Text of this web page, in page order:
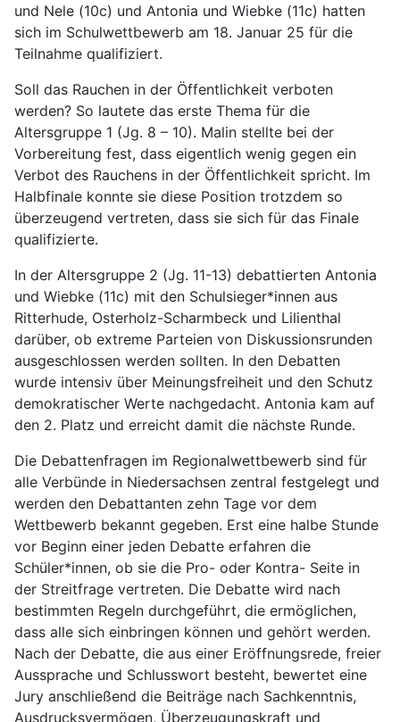
und Nele (10c) und Antonia und Wiebke (11c) hatten
sich im Schulwettbewerb am 18. Januar 25 für die
Teilnahme qualifiziert.
Soll das Rauchen in der Öffentlichkeit verboten
werden? So lautete das erste Thema für die
Altersgruppe 1 (Jg. 8 – 10). Malin stellte bei der
Vorbereitung fest, dass eigentlich wenig gegen ein
Verbot des Rauchens in der Öffentlichkeit spricht. Im
Halbfinale konnte sie diese Position trotzdem so
überzeugend vertreten, dass sie sich für das Finale
qualifizierte.
In der Altersgruppe 2 (Jg. 11-13) debattierten Antonia
und Wiebke (11c) mit den Schulsieger*innen aus
Ritterhude, Osterholz-Scharmbeck und Lilienthal
darüber, ob extreme Parteien von Diskussionsrunden
ausgeschlossen werden sollten. In den Debatten
wurde intensiv über Meinungsfreiheit und den Schutz
demokratischer Werte nachgedacht. Antonia kam auf
den 2. Platz und erreicht damit die nächste Runde.
Die Debattenfragen im Regionalwettbewerb sind für
alle Verbünde in Niedersachsen zentral festgelegt und
werden den Debattanten zehn Tage vor dem
Wettbewerb bekannt gegeben. Erst eine halbe Stunde
vor Beginn einer jeden Debatte erfahren die
Schüler*innen, ob sie die Pro- oder Kontra- Seite in
der Streitfrage vertreten. Die Debatte wird nach
bestimmten Regeln durchgeführt, die ermöglichen,
dass alle sich einbringen können und gehört werden.
Nach der Debatte, die aus einer Eröffnungsrede, freier
Aussprache und Schlusswort besteht, bewertet eine
Jury anschließend die Beiträge nach Sachkenntnis,
Ausdrucksvermögen, Überzeugungskraft und